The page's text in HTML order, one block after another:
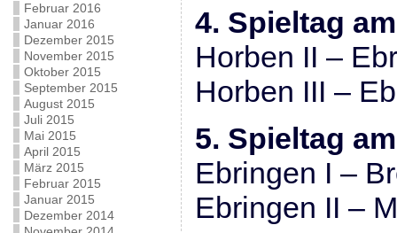
Februar 2016
Januar 2016
Dezember 2015
November 2015
Oktober 2015
September 2015
August 2015
Juli 2015
Mai 2015
April 2015
März 2015
Februar 2015
Januar 2015
Dezember 2014
4. Spieltag
Horben II –
Horben III –
5. Spieltag
Ebringen I –
Ebringen II –